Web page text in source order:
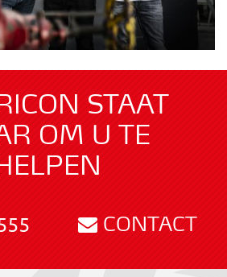
STAAT
OM U TE
CONTACT